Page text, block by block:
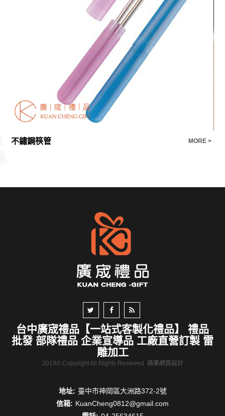
不鏽鋼筷管 MORE > 禮
台中廣宬禮品【一站式客製化禮品】 禮品
批發 部隊禮品 企業宣導品 工廠直營訂製 雷
雕加工
2019© Copyright All Rights Reserved 蘋果網頁設計
地址: 臺中市神岡區大洲路372-2號
信箱: KuanCheng0812@gmail.com